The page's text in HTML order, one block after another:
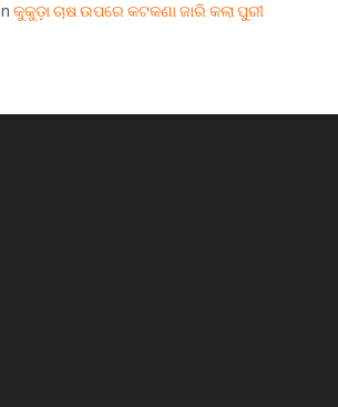
କୁକୁଡ଼ା ଚାଷ ଉପରେ କଟକଣା ଜାରି କଲା ପୁରୀ